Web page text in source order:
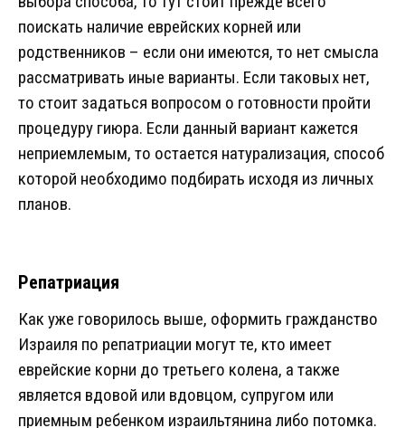
поискать наличие еврейских корней или
родственников – если они имеются, то нет смысла
рассматривать иные варианты. Если таковых нет,
то стоит задаться вопросом о готовности пройти
процедуру гиюра. Если данный вариант кажется
неприемлемым, то остается натурализация, способ
которой необходимо подбирать исходя из личных
планов.
Репатриация
Как уже говорилось выше, оформить гражданство
Израиля по репатриации могут те, кто имеет
еврейские корни до третьего колена, а также
является вдовой или вдовцом, супругом или
приемным ребенком израильтянина либо потомка.